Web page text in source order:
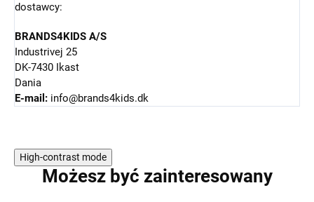
dostawcy:
BRANDS4KIDS A/S
Industrivej 25
DK-7430 Ikast
Dania
E-mail: info@brands4kids.dk
High-contrast mode
Możesz być zainteresowany